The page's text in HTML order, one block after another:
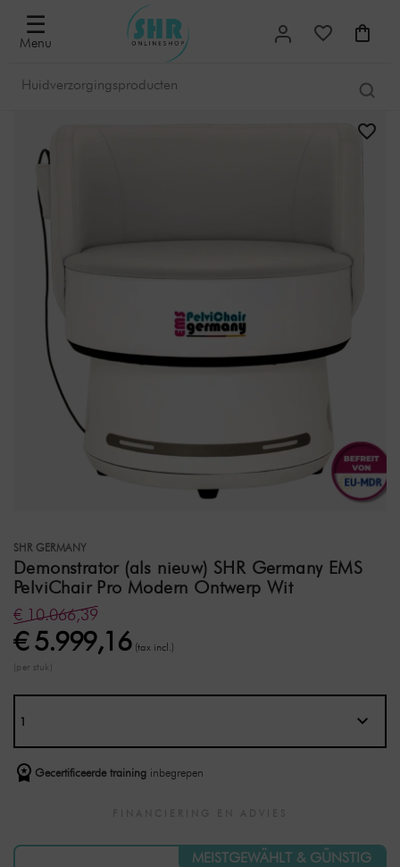
☰
Menu
SHR GERMANY
Demonstrator (als nieuw) SHR Germany EMS
PelviChair Pro Modern Ontwerp Wit
€ 10.066,39
€ 5.999,16 (tax incl.)
(per stuk)
Gecertificeerde training inbegrepen
MEISTGEWÄHLT & GÜNSTIG